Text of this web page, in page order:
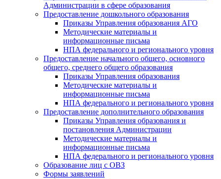
Администрации в сфере образования
Предоставление дошкольного образования
Приказы Управления образования АГО
Методические материалы и
информационные письма
НПА федерального и регионального уровня
Предоставление начального общего, основного
общего, среднего общего образования
Приказы Управления образования
Методические материалы и
информационные письма
НПА федерального и регионального уровня
Предоставление дополнительного образования
Приказы Управления образования и
постановления Администрации
Методические материалы и
информационные письма
НПА федерального и регионального уровня
Образование лиц с ОВЗ
Формы заявлений